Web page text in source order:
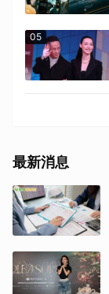
05
最新消息